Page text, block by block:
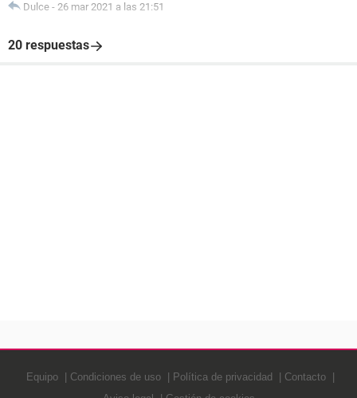
Dulce - 26 mar 2021 a las 21:51
20 respuestas
Equipo Condiciones de uso Política de privacidad
Contacto